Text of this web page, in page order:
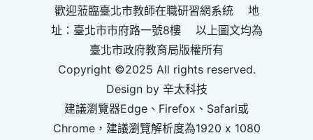
歡迎蒞臨臺北市教師在職研習網系統 地
址：臺北市市府路一號8樓 以上圖文均為
臺北市政府教育局版權所有
Copyright ©2025 All rights reserved.
Design by 辛太科技
建議瀏覽器Edge、Firefox、Safari或
Chrome，建議瀏覽解析度為1920 x 1080